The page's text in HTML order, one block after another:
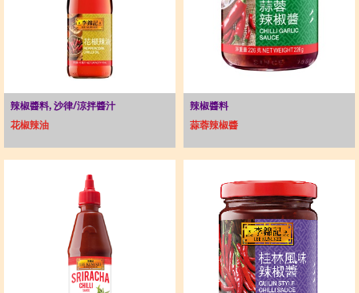
辣椒醬料, 沙律/涼拌醬汁
花椒辣油
辣椒醬料
蒜蓉辣椒醬